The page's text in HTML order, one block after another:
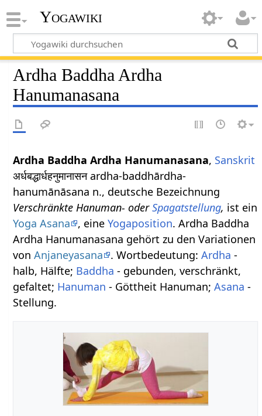
Yogawiki
Ardha Baddha Ardha
Hanumanasana
Ardha Baddha Ardha Hanumanasana, Sanskrit
अर्धबद्धार्धहनुमानासन ardha-baddhārdha-
hanumānāsana n., deutsche Bezeichnung
Verschränkte Hanuman- oderSpagatstellung, ist ein
Yoga Asana
, eineYogaposition. Ardha Baddha
Ardha Hanumanasana gehört zu den Variationen
vonAnjaneyasana . Wortbedeutung:Ardha -
halb, Hälfte; Baddha - gebunden, verschränkt,
gefaltet; Hanuman - Göttheit Hanuman;Asana -
Stellung.